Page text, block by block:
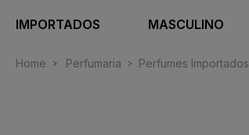
IMPORTADOS MASCULINO
Home Perfumaria Perfumes Importados